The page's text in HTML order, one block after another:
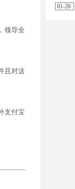
领导全
且对这
支付宝
01-20